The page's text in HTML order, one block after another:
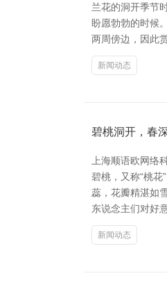
兰花的洞开季节
盼愿勃勃的时候
两周傍边，因此
新闻动态
碧桃洞开，春
上海顺语欧网络
碧桃，又称“桃
蕊，花瓣精湛如
东说念主们对好
新闻动态